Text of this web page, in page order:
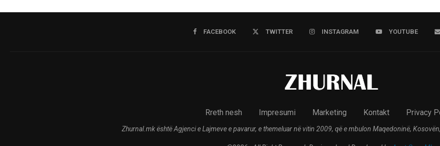
FACEBOOK TWITTER INSTAGRAM YOUTUBE
Rreth nesh Impresumi Marketing Kontakt Privacy
Zhurnal.mk është Agjenci e Lajmeve e pavarur, e themeluar në vitin 2009, që e mbulon Maqedoninë,